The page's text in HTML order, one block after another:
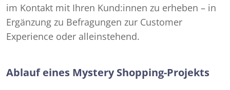
im Kontakt mit Ihren Kund:innen zu erheben – in
Ergänzung zu Befragungen zur Customer
Experience oder alleinstehend.
Ablauf eines Mystery Shopping-Projekts